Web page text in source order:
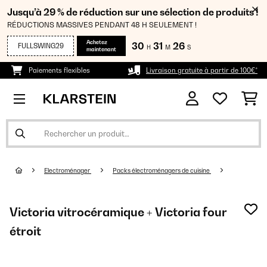
Jusqu’à 29 % de réduction sur une sélection de produits !
RÉDUCTIONS MASSIVES PENDANT 48 H SEULEMENT !
FULLSWING29
Achetez
maintenant
30 H 31 M 24 S
Paiements flexibles Livraison gratuite à partir de 100€*
Electroménager Packs électroménagers de cuisine
Victoria vitrocéramique + Victoria four
étroit